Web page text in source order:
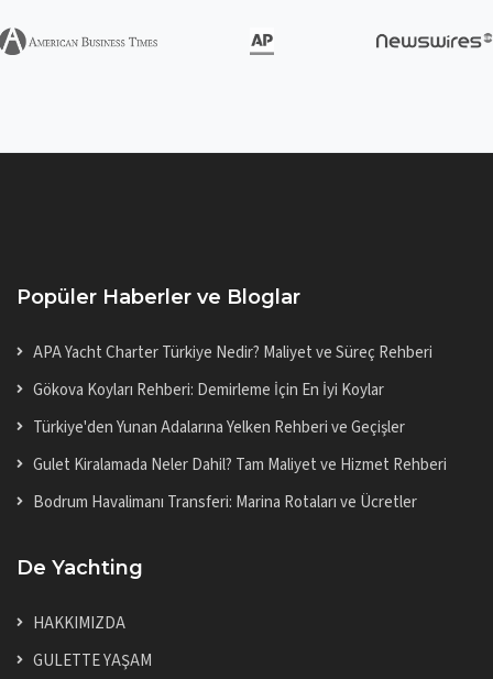
Popüler Haberler ve Bloglar
APA Yacht Charter Türkiye Nedir? Maliyet ve Süreç Rehberi
Gökova Koyları Rehberi: Demirleme İçin En İyi Koylar
Türkiye'den Yunan Adalarına Yelken Rehberi ve Geçişler
Gulet Kiralamada Neler Dahil? Tam Maliyet ve Hizmet Rehberi
Bodrum Havalimanı Transferi: Marina Rotaları ve Ücretler
De Yachting
HAKKIMIZDA
GULETTE YAŞAM